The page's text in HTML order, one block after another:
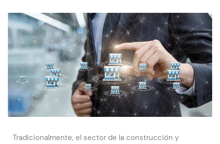
Tradicionalmente, el sector de la construcción y